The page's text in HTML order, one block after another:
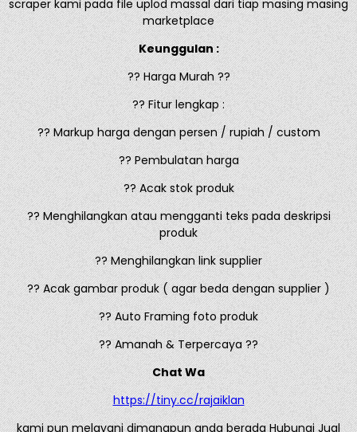
scraper kami pada file uplod massal dari tiap masing masing
marketplace
Keunggulan :
?? Harga Murah ??
?? Fitur lengkap :
?? Markup harga dengan persen / rupiah / custom
?? Pembulatan harga
?? Acak stok produk
?? Menghilangkan atau mengganti teks pada deskripsi
produk
?? Menghilangkan link supplier
?? Acak gambar produk ( agar beda dengan supplier )
?? Auto Framing foto produk
?? Amanah & Terpercaya ??
Chat Wa
https://tiny.cc/rajaiklan
kami pun melayani dimanapun anda berada Hubungi Jual